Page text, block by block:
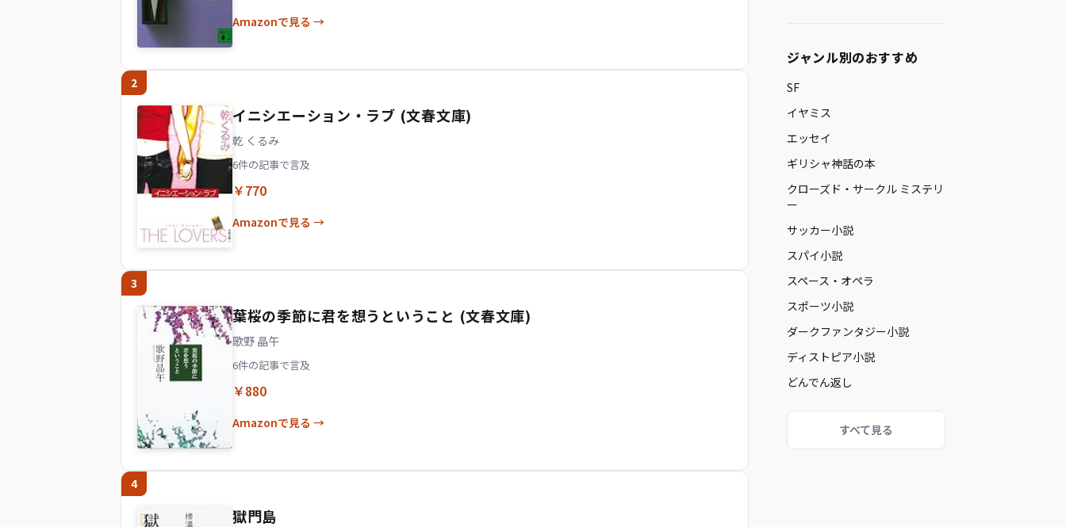
Amazonで見る →
2
イニシエーション・ラブ (文春文庫)
乾 くるみ
6件の記事で言及
￥770
Amazonで見る →
3
葉桜の季節に君を想うということ (文春文庫)
歌野 晶午
6件の記事で言及
￥880
Amazonで見る →
4
獄門島
ジャンル別のおすすめ
SF
イヤミス
エッセイ
ギリシャ神話の本
クローズド・サークル ミステリ
ー
サッカー小説
スパイ小説
スペース・オペラ
スポーツ小説
ダークファンタジー小説
ディストピア小説
どんでん返し
すべて見る